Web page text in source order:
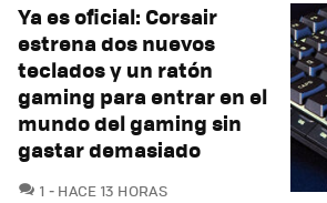
Ya es oficial: Corsair
estrena dos nuevos
teclados y un ratón
gaming para entrar en el
mundo del gaming sin
gastar demasiado
1 COMENTARIOS
HACE 13 HORAS